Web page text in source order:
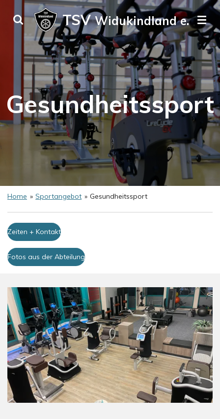
Hauptinhalt
TSVWidukindland e. V.
Gesundheitssport
Home » Sportangebot » Gesundheitssport
Zeiten + Kontakt
Fotos aus der Abteilung